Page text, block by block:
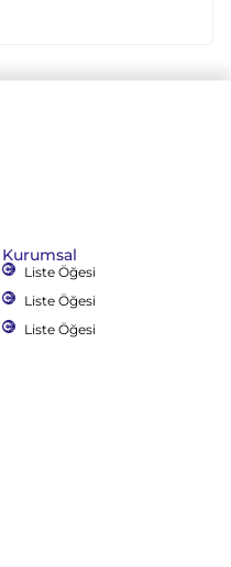
Kurumsal
Liste Öğesi
Liste Öğesi
Liste Öğesi